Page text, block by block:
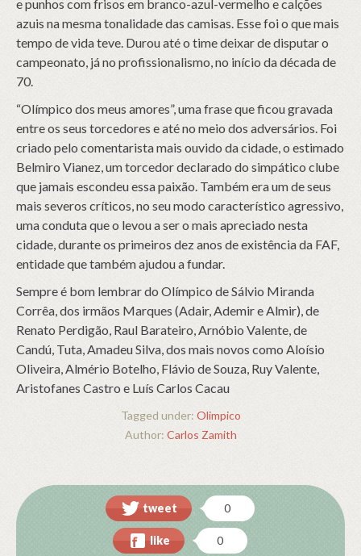
e punhos com frisos em branco-azul-vermelho e calções
azuis na mesma tonalidade das camisas. Esse foi o que mais
tempo de vida teve. Durou até o time deixar de disputar o
campeonato, já no profissionalismo, no início da década de
70.
“Olímpico dos meus amores”, uma frase que ficou gravada
entre os seus torcedores e até no meio dos adversários. Foi
criado pelo comentarista mais ouvido da cidade, o estimado
Belmiro Vianez, um torcedor declarado do simpático clube
que jamais escondeu essa paixão. Também era um de seus
mais severos críticos, no seu modo característico agressivo,
uma conduta que o levou a ser o mais apreciado nesta
cidade, durante os primeiros dez anos de existência da FAF,
entidade que também ajudou a fundar.
Sempre é bom lembrar do Olímpico de Sálvio Miranda
Corrêa, dos irmãos Marques (Adair, Ademir e Almir), de
Renato Perdigão, Raul Barateiro, Arnóbio Valente, de
Candú, Tuta, Amadeu Silva, dos mais novos como Aloísio
Oliveira, Almério Botelho, Flávio de Souza, Ruy Valente,
Aristofanes Castro e Luís Carlos Cacau
Tagged under: Olimpico
Author: Carlos Zamith
tweet 0
like 0